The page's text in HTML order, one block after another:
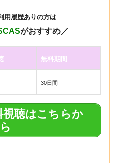
用履歴ありの方は
がおすすめ／
無料期間
30日間
視聴はこちらか
ら